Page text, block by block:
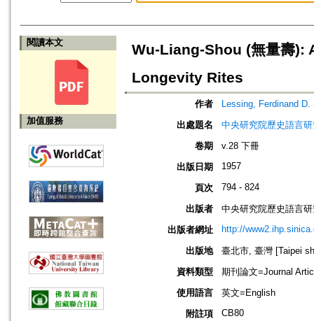
閱讀本文
加值服務
Wu-Liang-Shou (無量壽
Longevity Rites
作者
Lessing, Ferdinand D.
出處題名
中央研究院歷史語言
卷期
v.28 下冊
出版日期
1957
頁次 794 - 824
出版者
中央研究院歷史語言
出版者網址
http://
出版地
臺北市, 臺灣 [Taipei
資料類型
期刊論文=Journal
使用語言
英文=English
附註項
CB80